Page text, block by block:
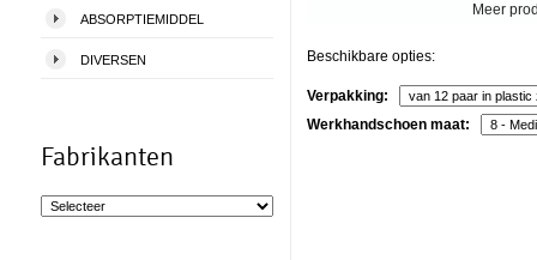
ABSORPTIEMIDDEL
DIVERSEN
Fabrikanten
Meer
Beschikbare opties:
Verpakking:
Werkhandschoen maat: